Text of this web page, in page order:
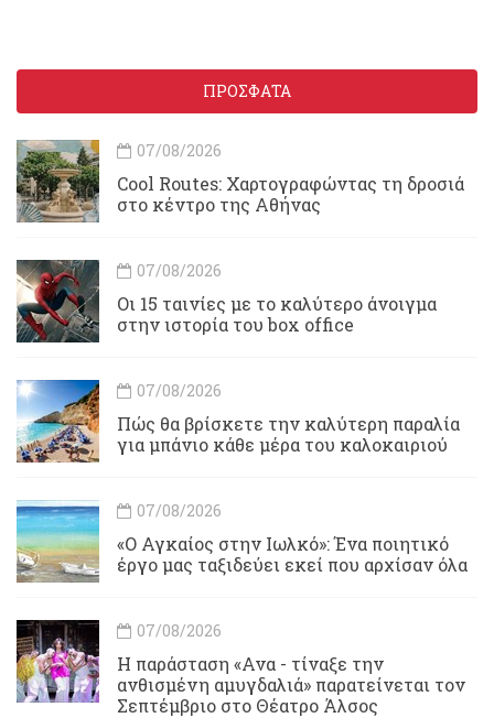
ΠΡΟΣΦΑΤΑ
07/08/2026
Cool Routes: Χαρτογραφώντας τη δροσιά
στο κέντρο της Αθήνας
07/08/2026
Οι 15 ταινίες με το καλύτερο άνοιγμα
στην ιστορία του box office
07/08/2026
Πώς θα βρίσκετε την καλύτερη παραλία
για μπάνιο κάθε μέρα του καλοκαιριού
07/08/2026
«Ο Αγκαίος στην Ιωλκό»: Ένα ποιητικό
έργο μας ταξιδεύει εκεί που αρχίσαν όλα
07/08/2026
Η παράσταση «Ανα - τίναξε την
ανθισμένη αμυγδαλιά» παρατείνεται τον
Σεπτέμβριο στο Θέατρο Άλσος